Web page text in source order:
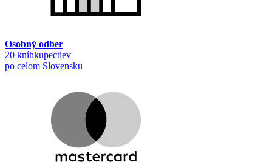
Osobný odber
20 kníhkupectiev
po celom Slovensku